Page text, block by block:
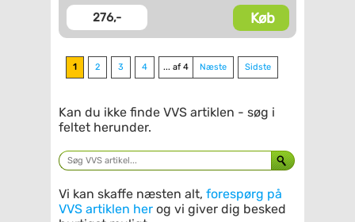
276,- Køb
1 2 3 4 ... af 4 Næste Sidste
Kan du ikke finde VVS artiklen - søg i
feltet herunder.
Vi kan skaffe næsten alt, forespørg på
VVS artiklen her og vi giver dig besked